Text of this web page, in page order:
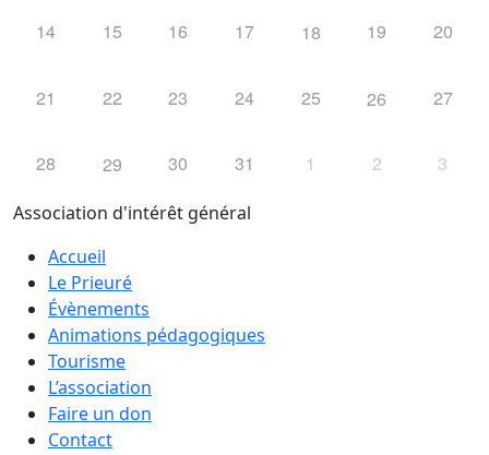
14 15 16 17 18 19 20
21 22 23 24 25 26 27
28 29 30 31 1 2 3
Association d'intérêt général
Accueil
Le Prieuré
Évènements
Animations pédagogiques
Tourisme
L’association
Faire un don
Contact